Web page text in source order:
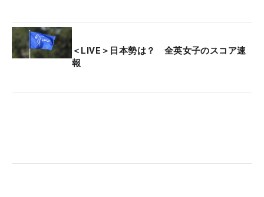
2月下旬に第一子が誕生し、黒木は「家族が増えて
稼がないといけない」と力が入る。
＜LIVE＞日本勢は？ 全英女子のスコア速
報